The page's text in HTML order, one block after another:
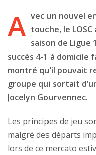
A vec un nouvel
touche, le
saison de Ligue
succès 4-1 à domicile
montré qu’il pouvait
groupe qui sortait
Jocelyn Gourvennec.
Les principes de jeu
malgré des départs
lors de ce mercato